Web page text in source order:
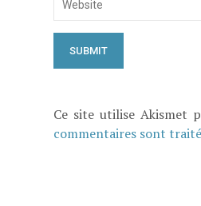
Ce site utilise Akismet
commentaires sont